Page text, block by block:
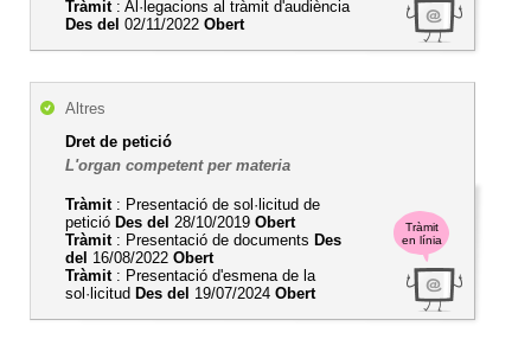
Tràmit: Al·legacions al tràmit d'audiència
Des del 02/11/2022 Obert
Tràmit
en línia
Altres
Dret de petició
L'organ competent per materia
Tràmit: Presentació de sol·licitud de
petició Des del 28/10/2019 Obert
Tràmit: Presentació de documents Des
del 16/08/2022 Obert
Tràmit: Presentació d'esmena de la
sol·licitud Des del 19/07/2024 Obert